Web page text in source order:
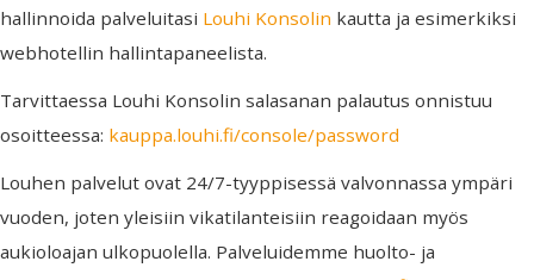
hallinnoida palveluitasi Louhi Konsolin kautta ja esimerkiksi
webhotellin hallintapaneelista.
Tarvittaessa Louhi Konsolin salasanan palautus onnistuu
osoitteessa: kauppa.louhi.fi/console/password
Louhen palvelut ovat 24/7-tyyppisessä valvonnassa ympäri
vuoden, joten yleisiin vikatilanteisiin reagoidaan myös
aukioloajan ulkopuolella. Palveluidemme huolto- ja